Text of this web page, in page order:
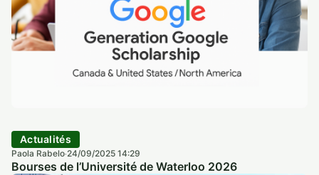
Actualités
Paola Rabelo·24/09/2025 14:29
Bourses de l’Université de Waterloo 2026